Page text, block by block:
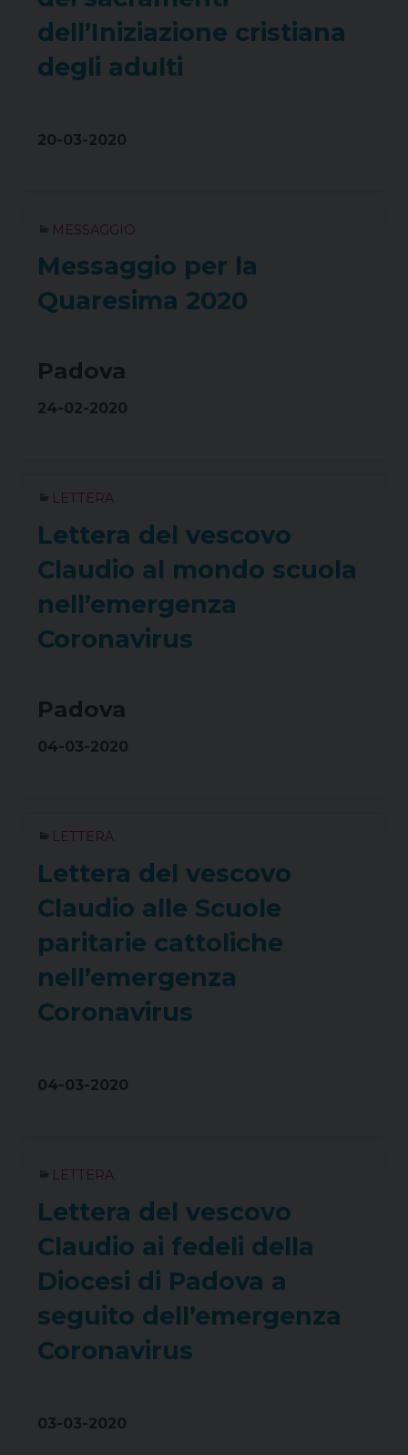
dell’Iniziazione cristiana
degli adulti
20-03-2020
MESSAGGIO
Messaggio per la
Quaresima 2020
Padova
24-02-2020
LETTERA
Lettera del vescovo
Claudio al mondo scuola
nell’emergenza
Coronavirus
Padova
04-03-2020
LETTERA
Lettera del vescovo
Claudio alle Scuole
paritarie cattoliche
nell’emergenza
Coronavirus
04-03-2020
LETTERA
Lettera del vescovo
Claudio ai fedeli della
Diocesi di Padova a
seguito dell’emergenza
Coronavirus
03-03-2020